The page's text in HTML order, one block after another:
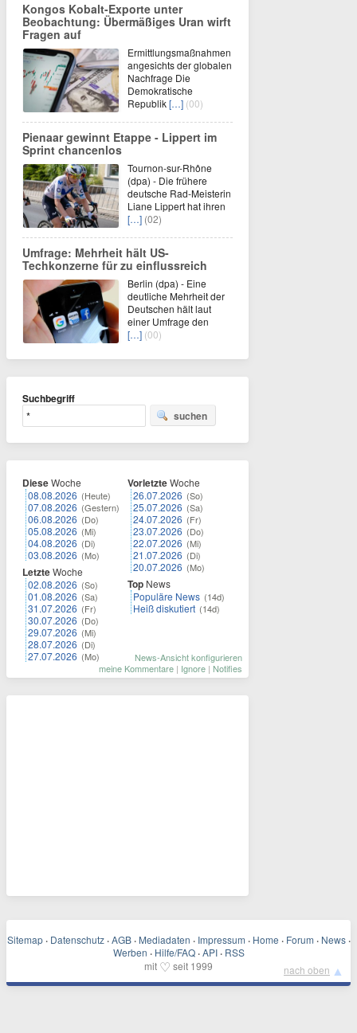
Kongos Kobalt-Exporte unter
Beobachtung: Übermäßiges Uran wirft
Fragen auf
Ermittlungsmaßnahmen
angesichts der globalen
Nachfrage Die
Demokratische
Republik[…] (00)
Pienaar gewinnt Etappe - Lippert im
Sprint chancenlos
Tournon-sur-Rhône
(dpa) - Die frühere
deutsche Rad-Meisterin
Liane Lippert hat ihren
[…] (02)
Umfrage: Mehrheit hält US-
Techkonzerne für zu einflussreich
Berlin (dpa) - Eine
deutliche Mehrheit der
Deutschen hält laut
einer Umfrage den
[…] (00)
Suchbegriff
suchen
DieseWoche
08.08.2026 (Heute)
07.08.2026 (Gestern)
06.08.2026 (Do)
05.08.2026 (Mi)
04.08.2026 (Di)
03.08.2026 (Mo)
LetzteWoche
02.08.2026 (So)
01.08.2026 (Sa)
31.07.2026 (Fr)
30.07.2026 (Do)
29.07.2026 (Mi)
28.07.2026 (Di)
27.07.2026 (Mo)
VorletzteWoche
26.07.2026 (So)
25.07.2026 (Sa)
24.07.2026 (Fr)
23.07.2026 (Do)
22.07.2026 (Mi)
21.07.2026 (Di)
20.07.2026 (Mo)
Top News
Populäre News (14d)
Heiß diskutiert (14d)
News-Ansicht konfigurieren
meine Kommentare | Ignore | Notifies
Sitemap · Datenschutz · AGB · Mediadaten · Impressum · Home · Forum · News ·
Werben · Hilfe/FAQ · API · RSS
mit ♡ seit 1999 nach oben ▲